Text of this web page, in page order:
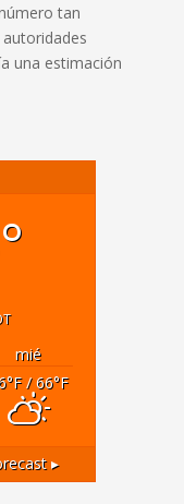
tan
una estimación
mié
°F/ 66°F
▸